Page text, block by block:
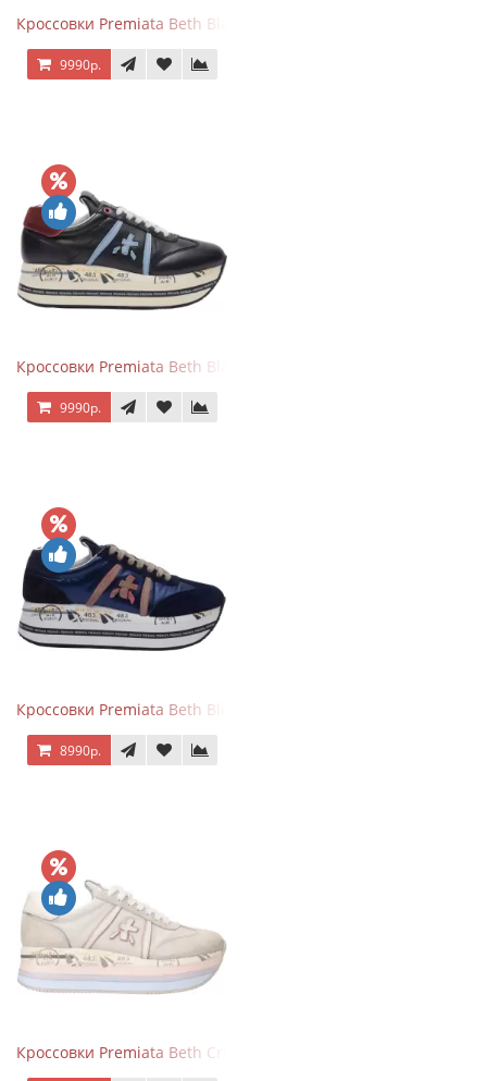
Кроссовки Premiata Beth Black White
9990р.
Кроссовки Premiata Beth Black Blue
9990р.
Кроссовки Premiata Beth Blue White
8990р.
Кроссовки Premiata Beth Cream Sand